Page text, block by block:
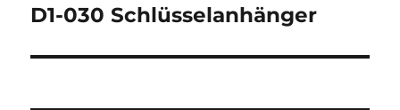
Nächster
D1-030 Schlüsselanhänger